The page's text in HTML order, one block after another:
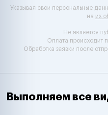
Указывая свои персональные
на их
Не является
Оплата происходит
Обработка заявки после
Выполняем все